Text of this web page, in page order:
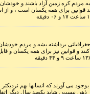
کره زمین آزاد باشند و خودشان
قوانین برای همه یکسان است ، و از
برداشته بشه و مردم
و قوانین نیز برای همه یکسان و
بوجود می آورند که انسانها بهم
ذهن نیست . شاید یکصد سال دیگر